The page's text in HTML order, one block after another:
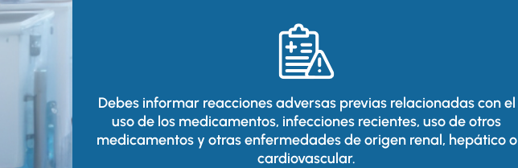
Debes informar reacciones adversas previas relacionadas con el
uso de los medicamentos, infecciones recientes, uso de otros
medicamentos y otras enfermedades de origen renal, hepático o
cardiovascular.